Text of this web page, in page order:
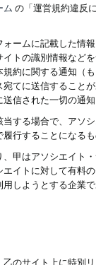
ム の「運営規約違反
ームに記載した情
トの識別情報など
約に関する通知（
てに送信すること
信された一切の通
する場合で、アソ
行することになる
甲はアソシエイト
イトに対して有料
しようとする企業
のサイト上に特別